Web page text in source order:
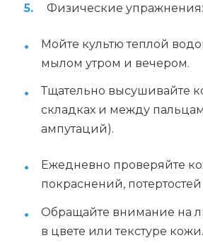
Физические упражнения:
Мойте культю теплой
мылом утром и вечером.
Тщательно высушивайте
складках и между
ампутаций).
Ежедневно проверяйте
покраснений,
Обращайте внимание на
в цвете или текстуре кожи.